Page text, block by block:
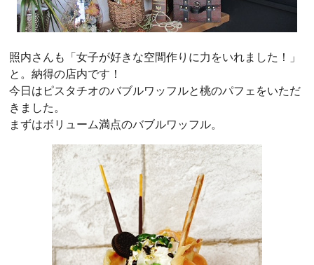
照内さんも「女子が好きな空間作りに力をいれました！」
と。納得の店内です！
今日はピスタチオのバブルワッフルと桃のパフェをいただ
きました。
まずはボリューム満点のバブルワッフル。